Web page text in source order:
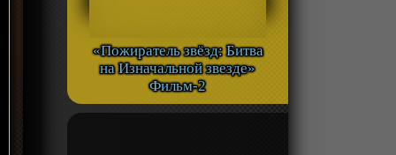
«Пожиратель звёзд: Битва
на Изначальной звезде»
Фильм-2